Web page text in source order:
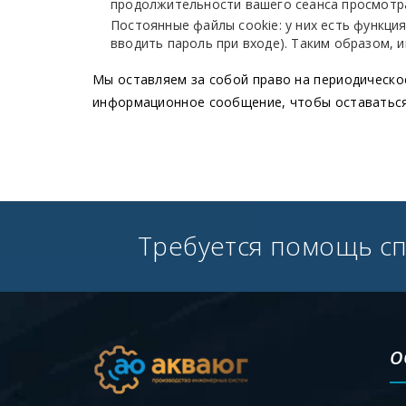
продолжительности вашего сеанса
Постоянные файлы cookie: у них есть
вводить пароль при входе). Таким образом,
Мы оставляем за собой право на
информационное сообщение, чтобы
Требуется помощь